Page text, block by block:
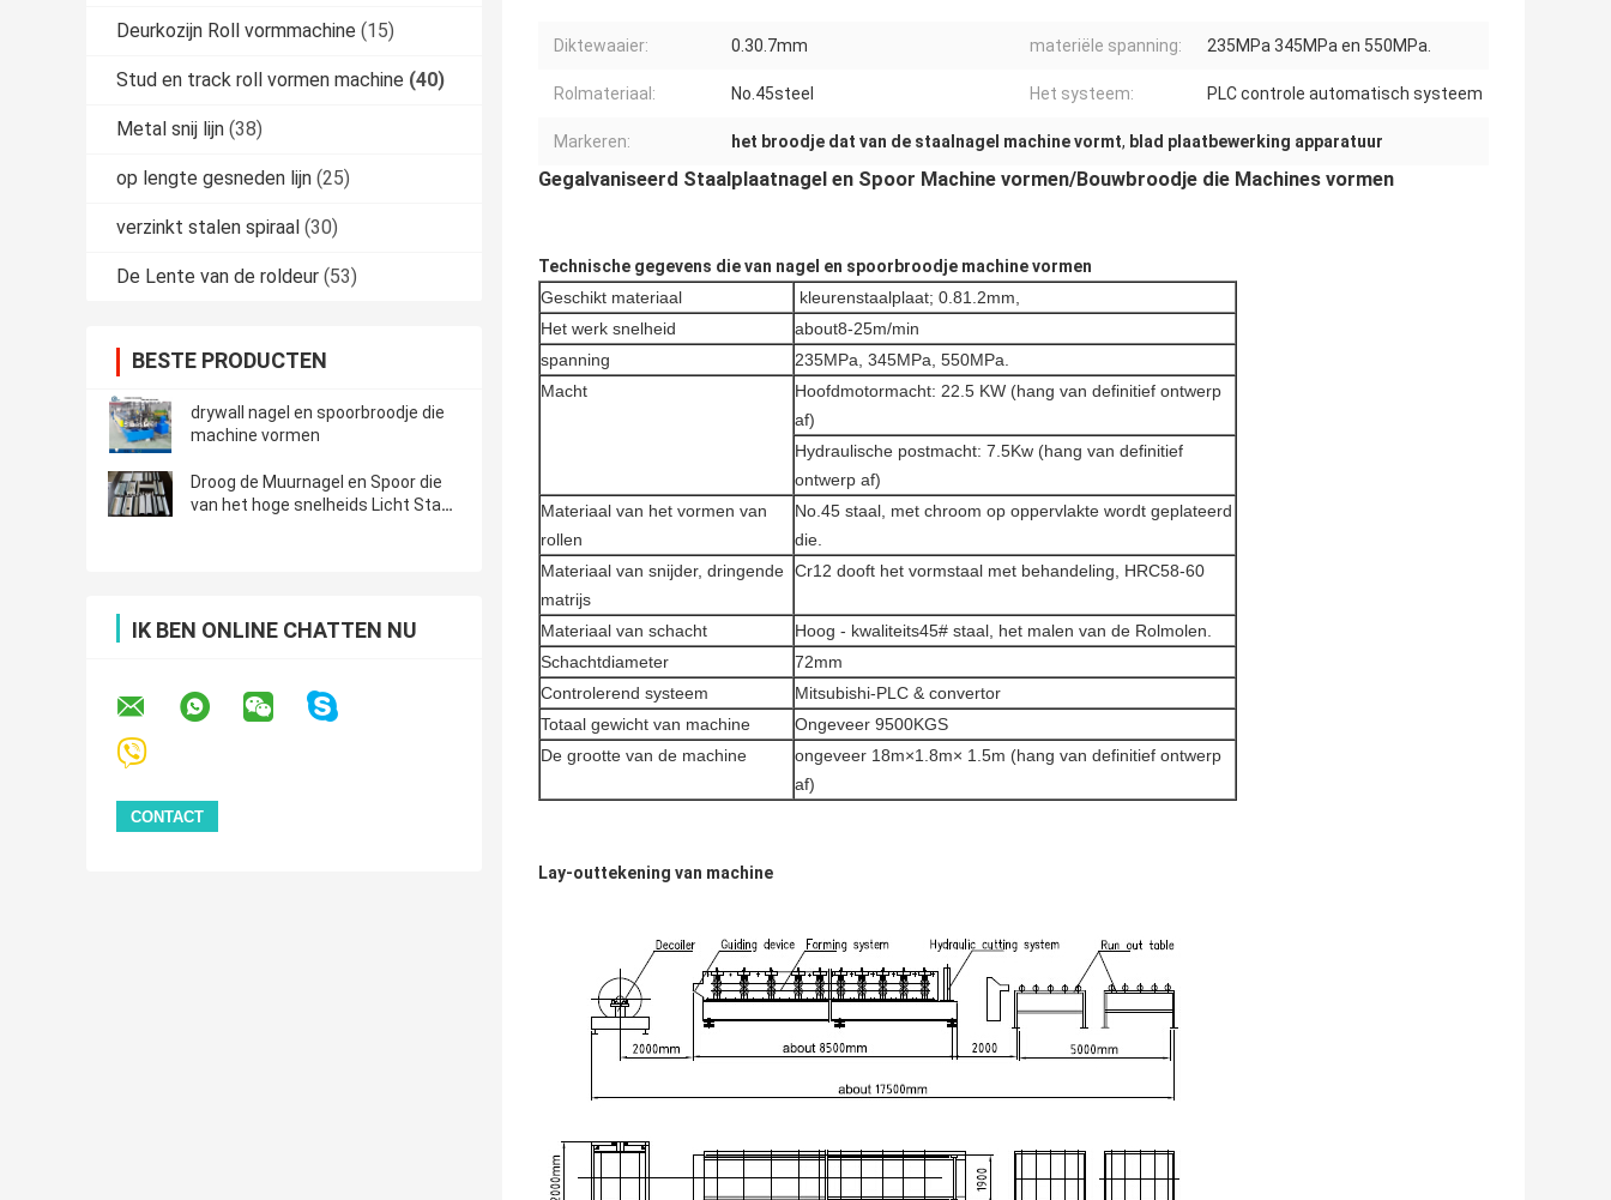
Deurkozijn Roll vormmachine (15)
Stud en track roll vormen machine (40)
Metal snij lijn (38)
op lengte gesneden lijn (25)
verzinkt stalen spiraal (30)
De Lente van de roldeur (53)
BESTE PRODUCTEN
drywall nagel en spoorbroodje die
machine vormen
Droog de Muurnagel en Spoor die
van het hoge snelheids Licht Staal
IK BEN ONLINE CHATTEN NU
Diktewaaier: 0.30.7mm materiële spanning: 235MPa 345MPa en 550MPa.
Rolmateriaal: No.45steel Het systeem: PLC controle automatisch systeem
Markeren: het broodje dat van de staalnagel machine vormt, blad plaatbewerking apparatuur
Gegalvaniseerd Staalplaatnagel en Spoor Machine vormen/Bouwbroodje die Machines vormen
Technische gegevens die van nagel en spoorbroodje machine vormen
Geschikt materiaal
kleurenstaalplaat; 0.81.2mm,
Het werk snelheid
about8-25m/min
spanning
235MPa, 345MPa, 550MPa.
Macht
Hoofdmotormacht: 22.5 KW (hang van definitief ontwerp
af)
Hydraulische postmacht: 7.5Kw (hang van definitief
ontwerp af)
Materiaal van het vormen van
rollen
No.45 staal, met chroom op oppervlakte wordt geplateerd
die.
Materiaal van snijder, dringende
matrijs
Cr12 dooft het vormstaal met behandeling, HRC58-60
Materiaal van schacht
Hoog - kwaliteits45# staal, het malen van de Rolmolen.
Schachtdiameter
72mm
Controlerend systeem
Mitsubishi-PLC & convertor
Totaal gewicht van machine
Ongeveer 9500KGS
De grootte van de machine
ongeveer 18m×1.8m× 1.5m (hang van definitief ontwerp
af)
Lay-outtekening van machine